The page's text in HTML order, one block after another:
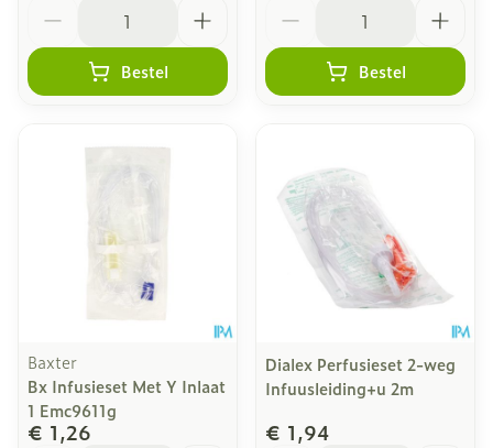
Bestel Bestel
Baxter
Bx Infusieset Met Y Inlaat
1 Emc9611g
€ 1,26
Dialex Perfusieset 2-weg
Infuusleiding+u 2m
€ 1,94